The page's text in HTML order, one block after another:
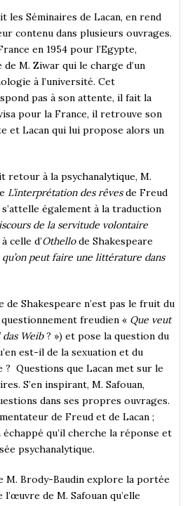
les Séminaires de Lacan, en rend
contenu dans plusieurs ouvrages.
en 1954 pour l’Egypte,
de M. Ziwar qui le charge d’un
à l’université. Cet
pas à son attente, il fait la
pour la France, il retrouve son
et Lacan qui lui propose alors un
retour à la psychanalytique, M.
L’interprétation des rêvesde Freud
également à la traduction
de la servitude volontaire
celle d’Othellode Shakespeare
peut faire une littérature dans
Shakespeare n’est pas le fruit du
freudien « Que veut
das Weib? ») et pose la question du
est-il de la sexuation et du
? Questions que Lacan met sur le
S’en inspirant, M. Safouan,
dans ses propres ouvrages.
de Freud et de Lacan ;
échappé qu’il cherche la réponse et
psychanalytique.
M. Brody-Baudin explore la portée
de M. Safouan qu’elle